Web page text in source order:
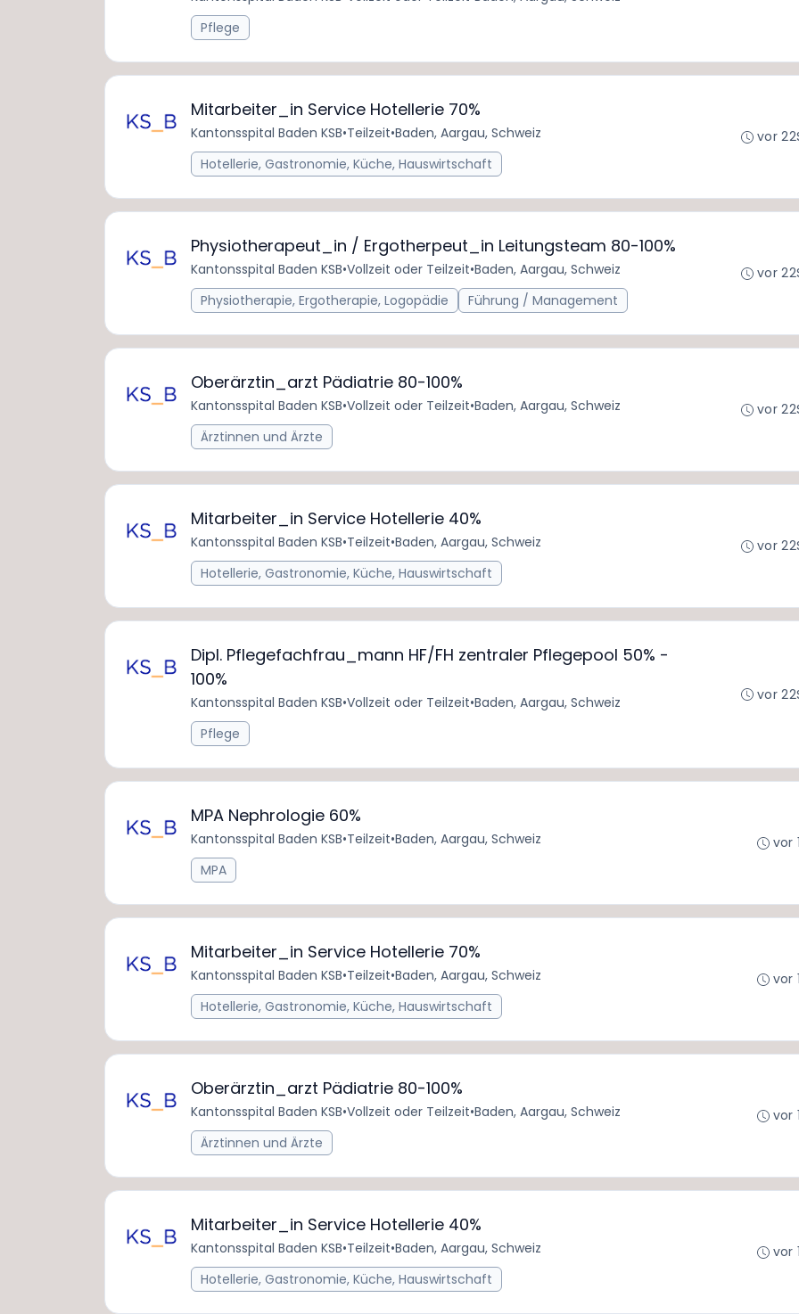
Pflege
Mitarbeiter_in Service Hotellerie 70%
Kantonsspital Baden KSB•Teilzeit•Baden, Aargau, Schweiz
Hotellerie, Gastronomie, Küche, Hauswirtschaft
vor
Physiotherapeut_in / Ergotherpeut_in Leitungsteam 80-100%
Kantonsspital Baden KSB•Vollzeit oder Teilzeit•Baden, Aargau, Schweiz
Physiotherapie, Ergotherapie, Logopädie
Führung / Management
vor
Oberärztin_arzt Pädiatrie 80-100%
Kantonsspital Baden KSB•Vollzeit oder Teilzeit•Baden, Aargau, Schweiz
Ärztinnen und Ärzte
vor
Mitarbeiter_in Service Hotellerie 40%
Kantonsspital Baden KSB•Teilzeit•Baden, Aargau, Schweiz
Hotellerie, Gastronomie, Küche, Hauswirtschaft
vor
Dipl. Pflegefachfrau_mann HF/FH zentraler Pflegepool 50% -
100%
Kantonsspital Baden KSB•Vollzeit oder Teilzeit•Baden, Aargau, Schweiz
Pflege
vor
MPA Nephrologie 60%
Kantonsspital Baden KSB•Teilzeit•Baden, Aargau, Schweiz
MPA
vor
Mitarbeiter_in Service Hotellerie 70%
Kantonsspital Baden KSB•Teilzeit•Baden, Aargau, Schweiz
Hotellerie, Gastronomie, Küche, Hauswirtschaft
vor
Oberärztin_arzt Pädiatrie 80-100%
Kantonsspital Baden KSB•Vollzeit oder Teilzeit•Baden, Aargau, Schweiz
Ärztinnen und Ärzte
vor
Mitarbeiter_in Service Hotellerie 40%
Kantonsspital Baden KSB•Teilzeit•Baden, Aargau, Schweiz
Hotellerie, Gastronomie, Küche, Hauswirtschaft
vor